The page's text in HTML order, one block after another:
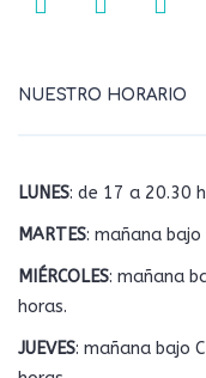
NUESTRO HORARIO
LUNES: de 17 a 20.30
MARTES: mañana
MIÉRCOLES: mañana
horas.
JUEVES: mañana bajo